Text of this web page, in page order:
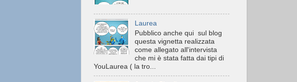
Laurea
Pubblico anche qui sul blog
questa vignetta realizzata
come allegato all'intervista
che mi è stata fatta dai tipi di
YouLaurea ( la tro...